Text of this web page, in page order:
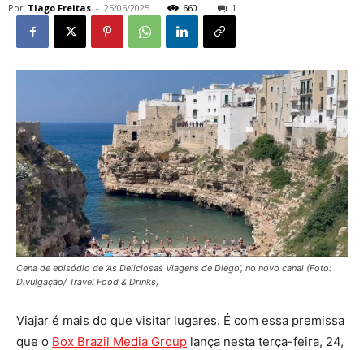
Por Tiago Freitas - 25/06/2025 660 1
Cena de episódio de ‘As Deliciosas Viagens de Diego’, no novo canal (Foto:
Divulgação/ Travel Food & Drinks)
Viajar é mais do que visitar lugares. É com essa premissa
que o Box Brazil Media Group lança nesta terça-feira, 24,